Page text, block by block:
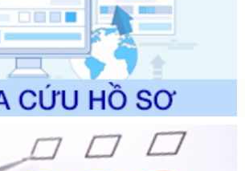
QĐ-UBND
bố Danh mục thủ tục hành chính
và phê duyệt Quy trình nội bộ, quy
thủ tục hành chính trong lĩnh vực Du
chức năng quản lý của Sở Văn hóa, Thể
06/2026
QĐ-UBND
bố Danh mục thủ tục hành chính sửa